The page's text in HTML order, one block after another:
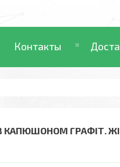
Контакты
КАПЮШОНОМ ГРАФІТ.